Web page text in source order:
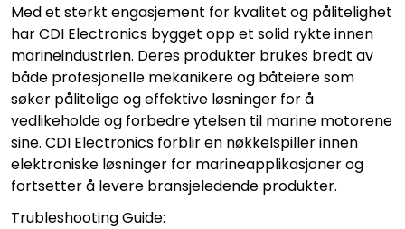
Med et sterkt engasjement for kvalitet og pålitelighet
har CDI Electronics bygget opp et solid rykte innen
marineindustrien. Deres produkter brukes bredt av
både profesjonelle mekanikere og båteiere som
søker pålitelige og effektive løsninger for å
vedlikeholde og forbedre ytelsen til marine motorene
sine. CDI Electronics forblir en nøkkelspiller innen
elektroniske løsninger for marineapplikasjoner og
fortsetter å levere bransjeledende produkter.
Trubleshooting Guide: